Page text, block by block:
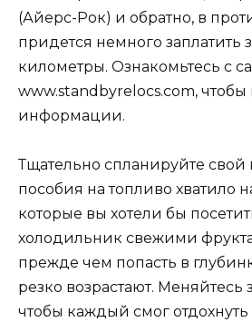
(Айерс-Рок) и обратно, в
придется немного заплатить
километры. Ознакомьтесь с
www.standbyrelocs.com,
информации.
Тщательно спланируйте свой
пособия на топливо хватило
которые вы хотели бы
холодильник свежими
прежде чем попасть в
резко возрастают. Меняйтесь
чтобы каждый смог